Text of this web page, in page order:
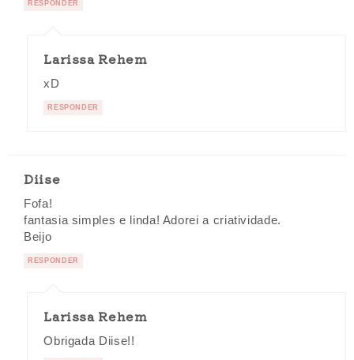
RESPONDER
Larissa Rehem
xD
RESPONDER
Diise
Fofa!
fantasia simples e linda! Adorei a criatividade.
Beijo
RESPONDER
Larissa Rehem
Obrigada Diise!!